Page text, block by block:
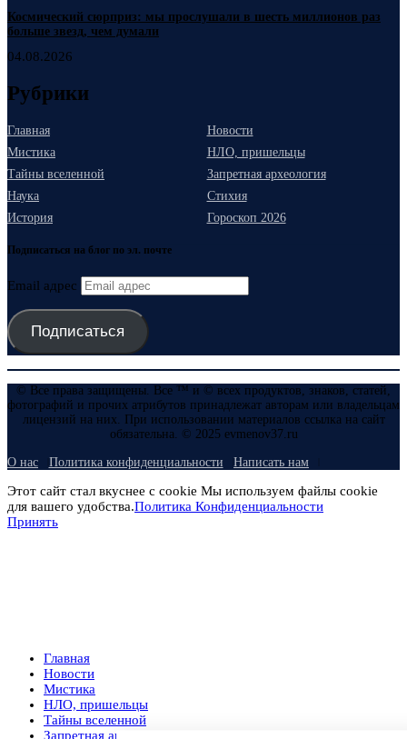
Космический сюрприз: мы прослушали в шесть миллионов раз
больше звезд, чем думали
04.08.2026
Рубрики
Главная
Новости
Мистика
НЛО, пришельцы
Тайны вселенной
Запретная археология
Наука
Стихия
История
Гороскоп 2026
Подписаться на блог по эл. почте
Email адрес
Подписаться
© Все права защищены. Все ™ и © всех продуктов, знаков, статей,
фотографий и прочих атрибутов принадлежат авторам или владельцам
лицензий на них. При использовании материалов ссылка на сайт
обязательна. © 2025 evmenov37.ru
О нас Политика конфиденциальности Написать нам
Этот сайт стал вкуснее с cookie Мы используем файлы cookie
для вашего удобства.Политика Конфиденциальности
Принять
Главная
Новости
Мистика
НЛО, пришельцы
Тайны вселенной
Запретная археология